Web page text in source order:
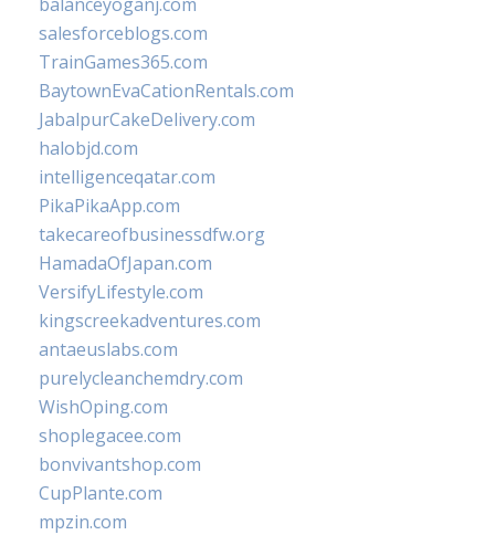
salesforceblogs.com
TrainGames365.com
BaytownEvaCationRentals.com
JabalpurCakeDelivery.com
halobjd.com
intelligenceqatar.com
PikaPikaApp.com
takecareofbusinessdfw.org
HamadaOfJapan.com
VersifyLifestyle.com
kingscreekadventures.com
antaeuslabs.com
purelycleanchemdry.com
WishOping.com
shoplegacee.com
bonvivantshop.com
CupPlante.com
mpzin.com